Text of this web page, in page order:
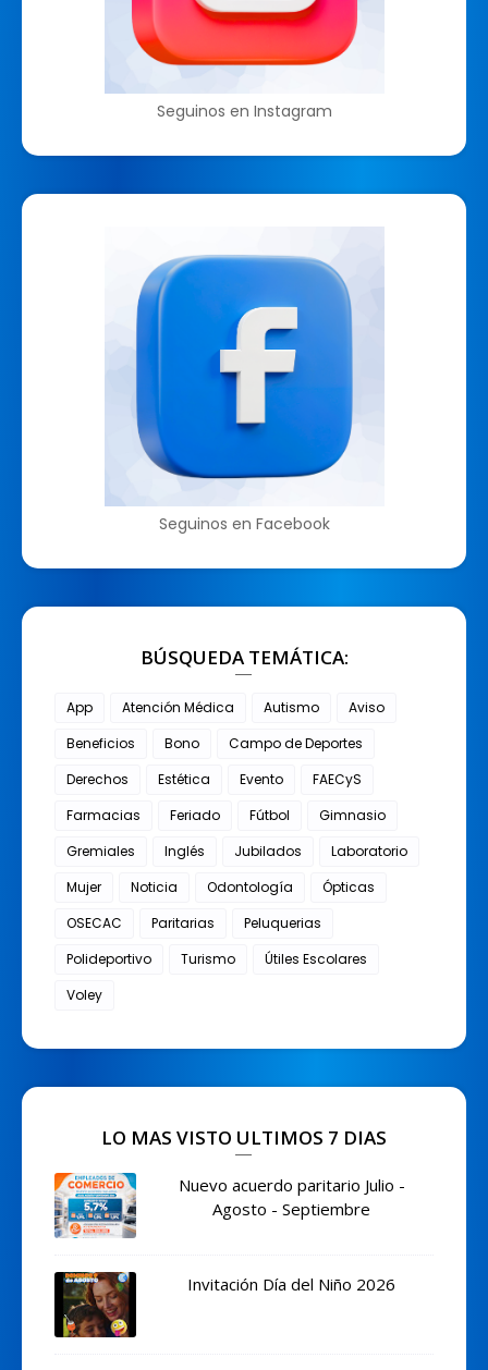
Seguinos en Instagram
Seguinos en Facebook
BÚSQUEDA TEMÁTICA:
App Atención Médica Autismo
Aviso
Beneficios
Bono
Campo de Deportes
Derechos
Estética Evento
FAECyS
Farmacias
Feriado Fútbol
Gimnasio
Gremiales
Inglés Jubilados
Laboratorio
Mujer
Noticia Odontología
Ópticas
OSECAC
Paritarias
Peluquerias
Polideportivo
Turismo
Útiles Escolares
Voley
LO MAS VISTO ULTIMOS 7 DIAS
Nuevo acuerdo paritario Julio -
Agosto - Septiembre
Invitación Día del Niño 2026